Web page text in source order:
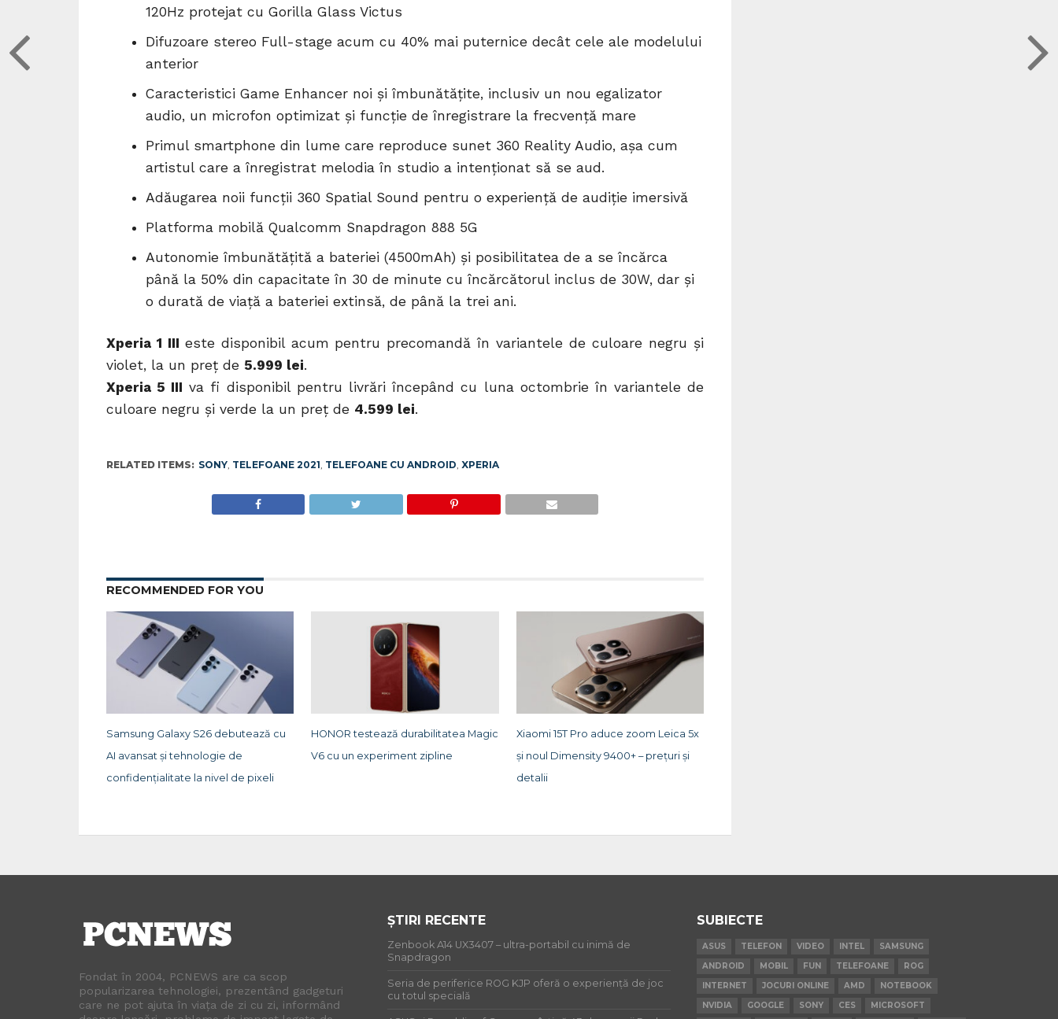
120Hz protejat cu Gorilla Glass Victus
Difuzoare stereo Full-stage acum cu 40% mai puternice decât cele ale modelului
anterior
Caracteristici Game Enhancer noi și îmbunătățite, inclusiv un nou egalizator
audio, un microfon optimizat și funcție de înregistrare la frecvență mare
Primul smartphone din lume care reproduce sunet 360 Reality Audio, așa cum
artistul care a înregistrat melodia în studio a intenționat să se aud.
Adăugarea noii funcții 360 Spatial Sound pentru o experiență de audiție imersivă
Platforma mobilă Qualcomm Snapdragon 888 5G
Autonomie îmbunătățită a bateriei (4500mAh) și posibilitatea de a se încărca
până la 50% din capacitate în 30 de minute cu încărcătorul inclus de 30W, dar și
o durată de viață a bateriei extinsă, de până la trei ani.
Xperia 1 III este disponibil acum pentru precomandă în variantele de culoare negru și
violet, la un preț de 5.999 lei.
Xperia 5 III va fi disponibil pentru livrări începând cu luna octombrie în variantele de
culoare negru și verde la un preț de 4.599 lei.
RELATED ITEMS: SONY, TELEFOANE 2021, TELEFOANE CU ANDROID, XPERIA
RECOMMENDED FOR YOU
Samsung Galaxy S26 debutează cu
AI avansat și tehnologie de
confidențialitate la nivel de pixeli
HONOR testează durabilitatea Magic
V6 cu un experiment zipline
Xiaomi 15T Pro aduce zoom Leica 5x
și noul Dimensity 9400+ – prețuri și
detalii
Fondat în 2004, PCNEWS are ca scop
popularizarea tehnologiei, prezentând gadgeturi
care ne pot ajuta în viața de zi cu zi, informând
ȘTIRI RECENTE
Zenbook A14 UX3407 – ultra-portabil cu inimă de
Snapdragon
Seria de periferice ROG KJP oferă o experiență de joc
cu totul specială
SUBIECTE
ASUS TELEFON VIDEO INTEL
SAMSUNG
ANDROID
MOBIL FUN TELEFOANE
ROG
INTERNET
JOCURI ONLINE AMD
NOTEBOOK
NVIDIA
GOOGLE SONY CES MICROSOFT